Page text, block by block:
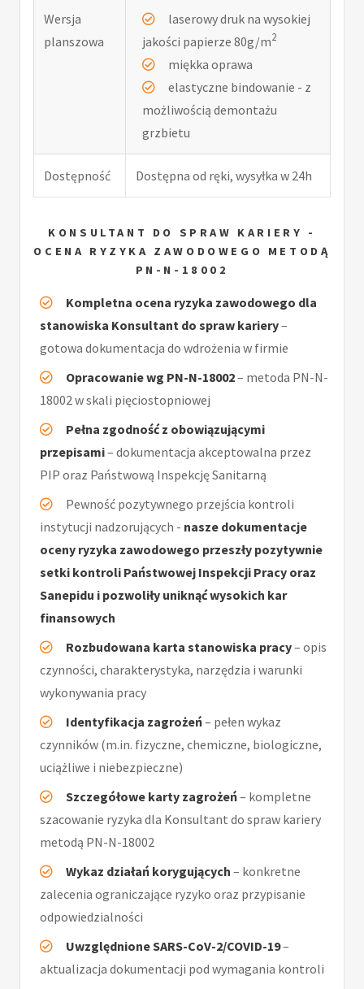
Wersja
planszowa
laserowy druk na wysokiej
jakości papierze 80g/m2
miękka oprawa
elastyczne bindowanie - z
możliwością demontażu
grzbietu
Dostępność Dostępna od ręki, wysyłka w 24h
KONSULTANT DO SPRAW KARIERY -
OCENA RYZYKA ZAWODOWEGO METODĄ
PN-N-18002
Kompletna ocena ryzyka zawodowego dla
stanowiska Konsultant do spraw kariery–
gotowa dokumentacja do wdrożenia w firmie
Opracowanie wg PN-N-18002– metoda PN-N-
18002 w skali pięciostopniowej
Pełna zgodność z obowiązującymi
przepisami– dokumentacja akceptowalna przez
PIP oraz Państwową Inspekcję Sanitarną
Pewność pozytywnego przejścia kontroli
instytucji nadzorujących - nasze dokumentacje
oceny ryzyka zawodowego przeszły pozytywnie
setki kontroli Państwowej Inspekcji Pracy oraz
Sanepidu i pozwoliły uniknąć wysokich kar
finansowych
Rozbudowana karta stanowiska pracy– opis
czynności, charakterystyka, narzędzia i warunki
wykonywania pracy
Identyfikacja zagrożeń– pełen wykaz
czynników (m.in. fizyczne, chemiczne, biologiczne,
uciążliwe i niebezpieczne)
Szczegółowe karty zagrożeń– kompletne
szacowanie ryzyka dla Konsultant do spraw kariery
metodą PN-N-18002
Wykaz działań korygujących – konkretne
zalecenia ograniczające ryzyko oraz przypisanie
odpowiedzialności
Uwzględnione SARS-CoV-2/COVID-19–
aktualizacja dokumentacji pod wymagania kontroli